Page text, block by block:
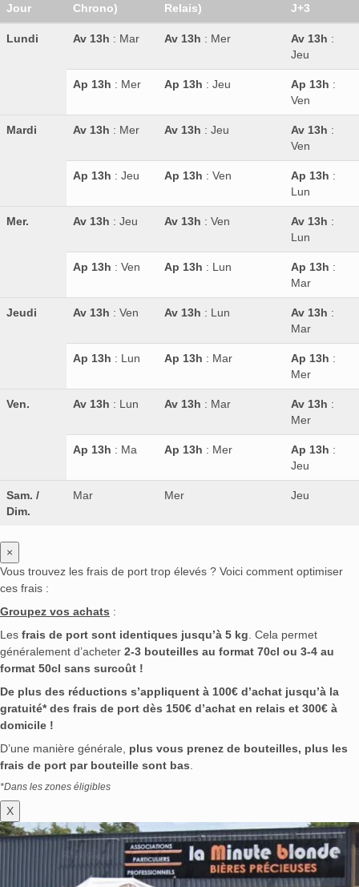
Jour
Chrono)
Relais)
J+3
Lundi Av 13h : Mar Av 13h : Mer Av 13h :
Jeu
Ap 13h : Mer Ap 13h : Jeu Ap 13h :
Ven
Mardi Av 13h : Mer Av 13h : Jeu Av 13h :
Ven
Ap 13h : Jeu Ap 13h : Ven Ap 13h :
Lun
Mer. Av 13h : Jeu Av 13h : Ven Av 13h :
Lun
Ap 13h : Ven Ap 13h : Lun Ap 13h :
Mar
Jeudi Av 13h : Ven Av 13h : Lun Av 13h :
Mar
Ap 13h : Lun Ap 13h : Mar Ap 13h :
Mer
Ven. Av 13h : Lun Av 13h : Mar Av 13h :
Mer
Ap 13h : Ma Ap 13h : Mer Ap 13h :
Jeu
Sam. /
Dim.
Mar Mer Jeu
×
Vous trouvez les frais de port trop élevés ? Voici comment optimiser
ces frais :
Groupez vos achats :
Les frais de port sont identiques jusqu’à 5 kg . Cela permet
généralement d’acheter 2-3 bouteilles au format 70cl ou 3-4 au
format 50cl sans surcoût !
De plus des réductions s’appliquent à 100€ d’achat jusqu’à la
gratuité* des frais de port dès 150€ d’achat en relais et 300€ à
domicile !
D’une manière générale, plus vous prenez de bouteilles, plus les
frais de port par bouteille sont bas
*Dans les zones éligibles
X